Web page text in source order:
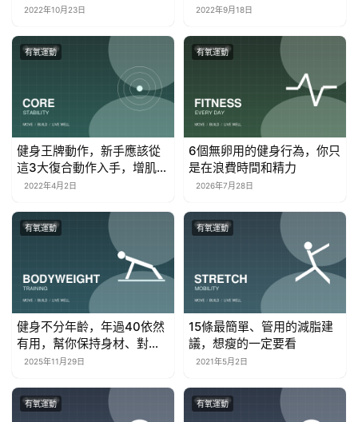
2022年10月23日 2022年9月18日
有氧運動
健身王牌動作，新手應該從
這3大復合動作入手，增肌效
果明顯！
2022年4月2日
有氧運動
6個無卵用的健身行為，你只
是在浪費時間和精力
2026年7月28日
有氧運動
健身不分年齡，年過40依然
有用，幫你保持身材、對抗
衰老
2025年11月29日
有氧運動
15條最簡單、管用的減脂建
議，想瘦的一定要看
2021年5月2日
有氧運動 有氧運動